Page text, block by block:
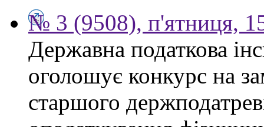
№ 3 (9508), п'ятниця,
Державна податкова
оголошує конкурс на
старшого